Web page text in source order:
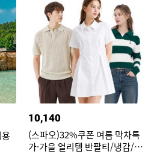
10,140
(스파오)32%쿠폰 여름 막차특
가·가을 얼리템 반팔티/냉감/반